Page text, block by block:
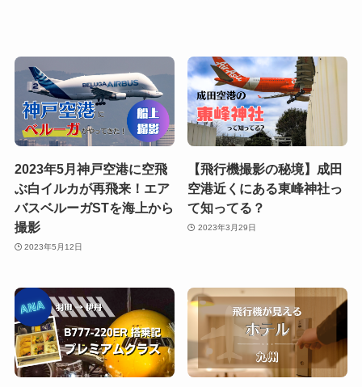
2023年5月神戸空港に空飛
ぶ白イルカが再飛来！エア
バスベルーガSTを海上から
撮影
2023年5月12日
【飛行機撮影の秘境】成田
空港近くにある東峰神社っ
て知ってる？
2023年3月29日